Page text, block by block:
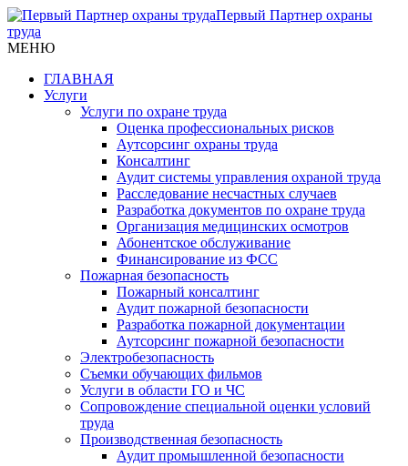
Первый Партнер охраны
труда
МЕНЮ
ГЛАВНАЯ
Услуги
Услуги по охране труда
Оценка профессиональных рисков
Аутсорсинг охраны труда
Консалтинг
Аудит системы управления охраной труда
Расследование несчастных случаев
Разработка документов по охране труда
Организация медицинских осмотров
Абонентское обслуживание
Финансирование из ФСС
Пожарная безопасность
Пожарный консалтинг
Аудит пожарной безопасности
Разработка пожарной документации
Аутсорсинг пожарной безопасности
Электробезопасность
Съемки обучающих фильмов
Услуги в области ГО и ЧС
Сопровождение специальной оценки условий
труда
Производственная безопасность
Аудит промышленной безопасности